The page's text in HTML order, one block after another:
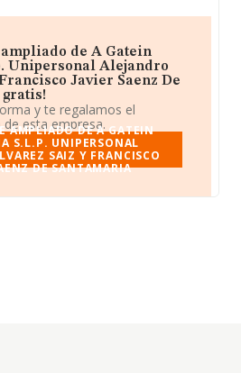
de A Gatein
Unipersonal Alejandro
Javier Saenz De
gratis!
y te regalamos el
esta empresa.
AMPLIADO DE A GATEIN
S.L.P. UNIPERSONAL
SAIZ Y FRANCISCO
DE SANTAMARIA